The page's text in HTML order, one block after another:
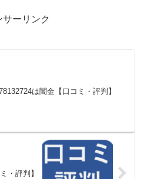
サーリンク
は闇金【口コミ・評判】
・評判】